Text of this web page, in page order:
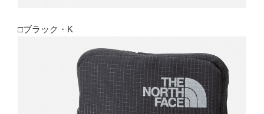
□ブラック・K